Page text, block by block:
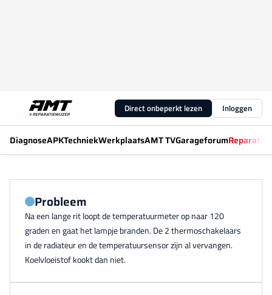
Direct onbeperkt lezen Inloggen
DiagnoseAPKTechniekWerkplaatsAMT TVGarageforum
Probleem
Na een lange rit loopt de temperatuurmeter op naar 120
graden en gaat het lampje branden. De 2 thermoschakelaars
in de radiateur en de temperatuursensor zijn al vervangen.
Koelvloeistof kookt dan niet.